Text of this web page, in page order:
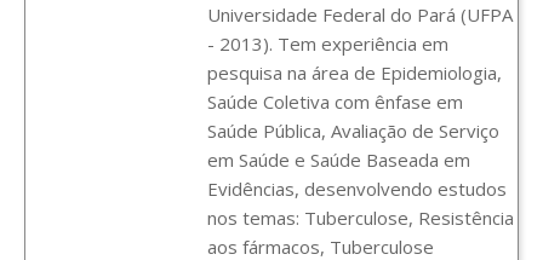
Universidade Federal do Pará (UFPA
- 2013). Tem experiência em
pesquisa na área de Epidemiologia,
Saúde Coletiva com ênfase em
Saúde Pública, Avaliação de Serviço
em Saúde e Saúde Baseada em
Evidências, desenvolvendo estudos
nos temas: Tuberculose, Resistência
aos fármacos, Tuberculose